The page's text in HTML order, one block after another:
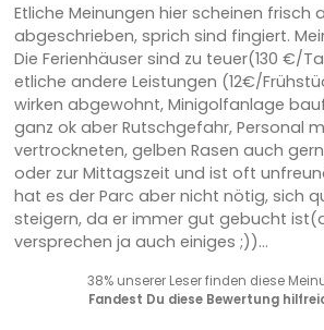
Etliche Meinungen hier scheinen frisch
abgeschrieben, sprich sind fingiert.
Die Ferienhäuser sind zu teuer(130 €/
etliche andere Leistungen (12€/
wirken abgewohnt, Minigolfanlage
ganz ok aber Rutschgefahr, Personal
vertrockneten, gelben Rasen auch
oder zur Mittagszeit und ist oft
hat es der Parc aber nicht nötig, sich
steigern, da er immer gut gebucht
versprechen ja auch einiges ;))...
38% unserer Leser finden diese
Fandest Du diese Bewertung